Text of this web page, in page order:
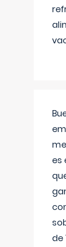
es
de